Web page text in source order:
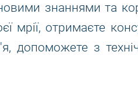
знаннями та
мрії, отримаєте
допоможете з